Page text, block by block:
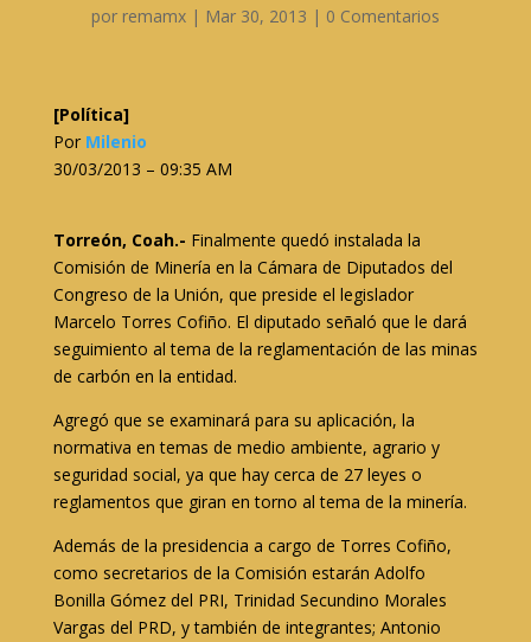
por remamx| Mar 30, 2013 | 0 Comentarios
[Política]
Por Milenio
30/03/2013 – 09:35 AM
Torreón, Coah.- Finalmente quedó instalada la
Comisión de Minería en la Cámara de Diputados del
Congreso de la Unión, que preside el legislador
Marcelo Torres Cofiño. El diputado señaló que le dará
seguimiento al tema de la reglamentación de las minas
de carbón en la entidad.
Agregó que se examinará para su aplicación, la
normativa en temas de medio ambiente, agrario y
seguridad social, ya que hay cerca de 27 leyes o
reglamentos que giran en torno al tema de la minería.
Además de la presidencia a cargo de Torres Cofiño,
como secretarios de la Comisión estarán Adolfo
Bonilla Gómez del PRI, Trinidad Secundino Morales
Vargas del PRD, y también de integrantes; Antonio